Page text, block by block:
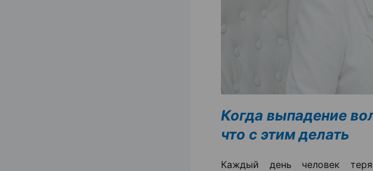
Когда выпадение
что с этим делать
Каждый день человек